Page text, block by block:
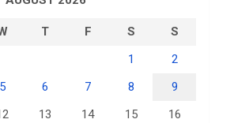
T F S
S
1
2
5 6 7 8
9
13 14 15
16